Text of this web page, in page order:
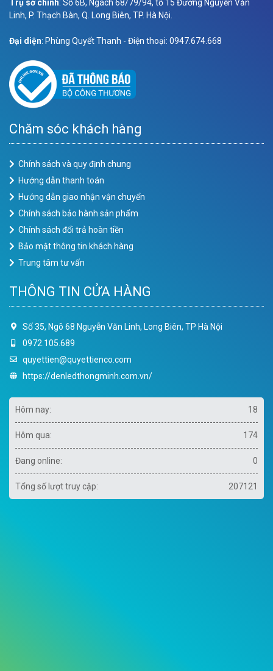
Trụ sở chính: Số 6B, Ngách 68/79/94, tổ 15 Đường Nguyễn Văn
Linh, P. Thạch Bàn, Q. Long Biên, TP. Hà Nội.
Đại diện: Phùng Quyết Thanh - Điện thoại: 0947.674.668
Chăm sóc khách hàng
Chính sách và quy định chung
Hướng dẫn thanh toán
Hướng dẫn giao nhận vận chuyển
Chính sách bảo hành sản phẩm
Chính sách đổi trả hoàn tiền
Bảo mật thông tin khách hàng
Trung tâm tư vấn
THÔNG TIN CỬA HÀNG
Số 35, Ngõ 68 Nguyễn Văn Linh, Long Biên, TP Hà Nội
0972.105.689
quyettien@quyettienco.com
https://denledthongminh.com.vn/
18
Hôm nay:
174
Hôm qua:
0
Đang online:
207121
Tổng số lượt truy cập: